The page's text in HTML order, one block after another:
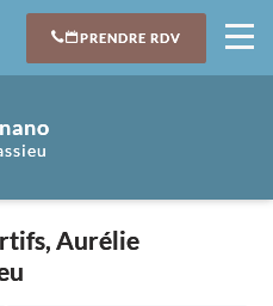
PRENDRE RDV
Aurélie